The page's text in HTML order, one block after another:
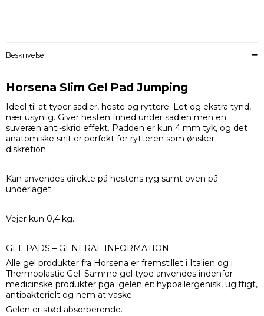
Beskrivelse
Horsena Slim Gel Pad Jumping
Ideel til at typer sadler, heste og ryttere. Let og ekstra tynd,
nær usynlig. Giver hesten frihed under sadlen men en
suveræn anti-skrid effekt. Padden er kun 4 mm tyk, og det
anatomiske snit er perfekt for rytteren som ønsker
diskretion.
Kan anvendes direkte på hestens ryg samt oven på
underlaget.
Vejer kun 0,4 kg.
GEL PADS – GENERAL INFORMATION
Alle gel produkter fra Horsena er fremstillet i Italien og i
Thermoplastic Gel. Samme gel type anvendes indenfor
medicinske produkter pga. gelen er: hypoallergenisk, ugiftigt,
antibakterielt og nem at vaske.
Gelen er stød absorberende.